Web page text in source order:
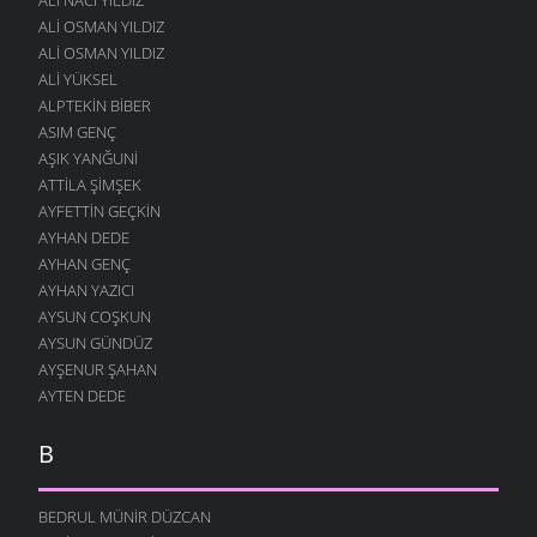
ANLATIRIZ
19 NISAN 2010
DUNYA MALINA
14 NISAN 2010
GELDE GÖR BE OĞUL
26 MART 2010
EFKAR TEPESI
23 MART 2010
KIYAK VEKILIM
15 MART 2010
VEKIL OLUYOR
13 MART 2010
GÖRECEĞIZ DAHA
GELININ KAYNANAYA CEVABI
7 MART 2010
BAKAR AĞLARIM
ALI OSMAN YILDIZ
ALI OSMAN YILDIZ
ALI YÜKSEL
ALPTEKIN BIBER
ASIM GENÇ
AŞIK YANĞUNI
ATTILA ŞIMŞEK
AYFETTIN GEÇKIN
AYHAN DEDE
AYHAN GENÇ
AYHAN YAZICI
AYSUN COŞKUN
AYSUN GÜNDÜZ
AYŞENUR ŞAHAN
AYTEN DEDE
B
BEDRUL MÜNIR DÜZCAN